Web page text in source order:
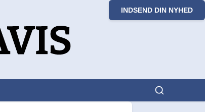
INDSEND DIN NYHED